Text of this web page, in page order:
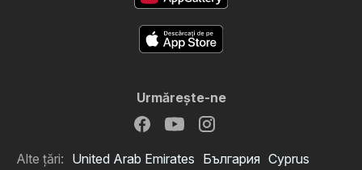
Urmăreşte-ne
Alte țări: United Arab Emirates България Cyprus